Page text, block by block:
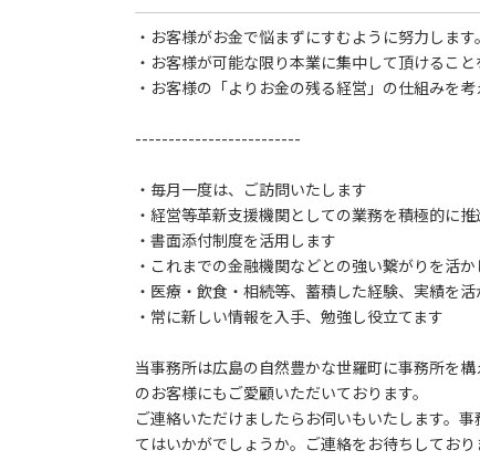
・お客様がお金で悩まずにすむように努力します。
・お客様が可能な限り本業に集中して頂けること
・お客様の「よりお金の残る経営」の仕組みを考
-------------------------
・毎月一度は、ご訪問いたします
・経営等革新支援機関としての業務を積極的に
・書面添付制度を活用します
・これまでの金融機関などとの強い繋がりを活か
・医療・飲食・相続等、蓄積した経験、実績を
・常に新しい情報を入手、勉強し役立てます
当事務所は広島の自然豊かな世羅町に事務所を
のお客様にもご愛顧いただいております。
ご連絡いただけましたらお伺いもいたします。
てはいかがでしょうか。ご連絡をお待ちしており